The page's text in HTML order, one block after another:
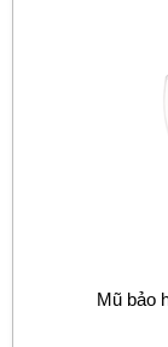
Mũ bảo